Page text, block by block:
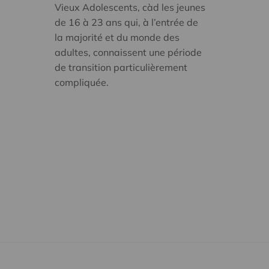
Vieux Adolescents, càd les jeunes
de 16 à 23 ans qui, à l’entrée de
la majorité et du monde des
adultes, connaissent une période
de transition particulièrement
compliquée.